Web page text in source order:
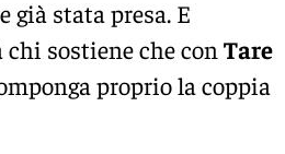
già stata presa. E
chi sostiene che con Tare
proprio la coppia